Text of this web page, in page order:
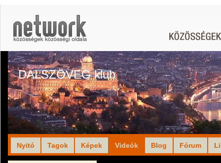
DALSZÖVEG klub
Nyitó Tagok Képek Videók Blog Fórum